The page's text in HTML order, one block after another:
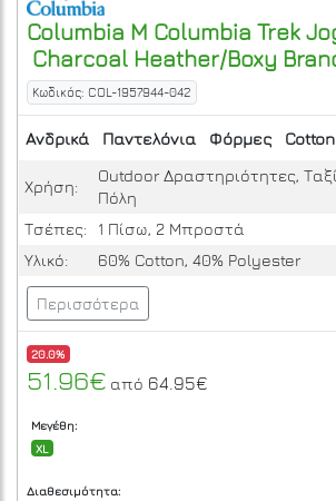
Columbia M Columbia Trek
Charcoal Heather/Boxy
Κωδικός: COL-1957944-042
Ανδρικά Παντελόνια Φόρμες Cotton
Χρήση:
Outdoor Δραστηριότητες,
Πόλη
Τσέπες:
1 Πίσω, 2 Μπροστά
Υλικό:
60% Cotton, 40% Polyester
Περισσότερα
20.0%
51.96€ από 64.95€
Μεγέθη:
XL
Διαθεσιμότητα: